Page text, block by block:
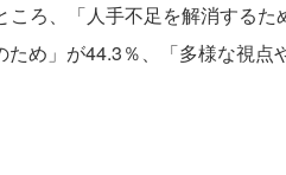
ろ、「人手不足を解消するた
め」が44.3％、「多様な視点